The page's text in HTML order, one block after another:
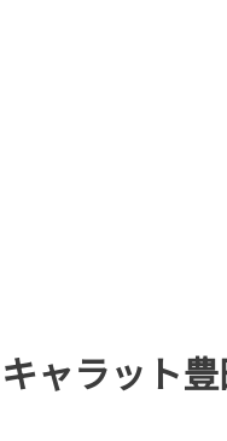
キャラット